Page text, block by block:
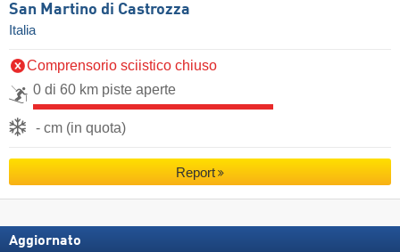
San Martino di Castrozza
Italia
Comprensorio sciistico chiuso
0 di 60 km piste aperte
- cm (in quota)
Report
Aggiornato